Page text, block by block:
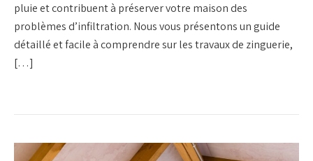
pluie et contribuent à préserver votre maison des
problèmes d’infiltration. Nous vous présentons un guide
détaillé et facile à comprendre sur les travaux de zinguerie,
[…]